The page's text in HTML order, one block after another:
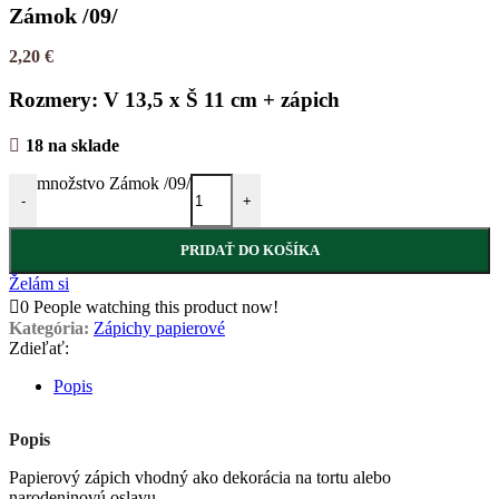
Zámok /09/
2,20 €
Rozmery: V 13,5 x Š 11 cm + zápich
18 na sklade
-
množstvo Zámok /09/
+
PRIDAŤ DO KOŠÍKA
Želám si
0 People watching this product now!
Kategória: Zápichy papierové
Zdieľať:
Popis
Popis
Papierový zápich vhodný ako dekorácia na tortu alebo